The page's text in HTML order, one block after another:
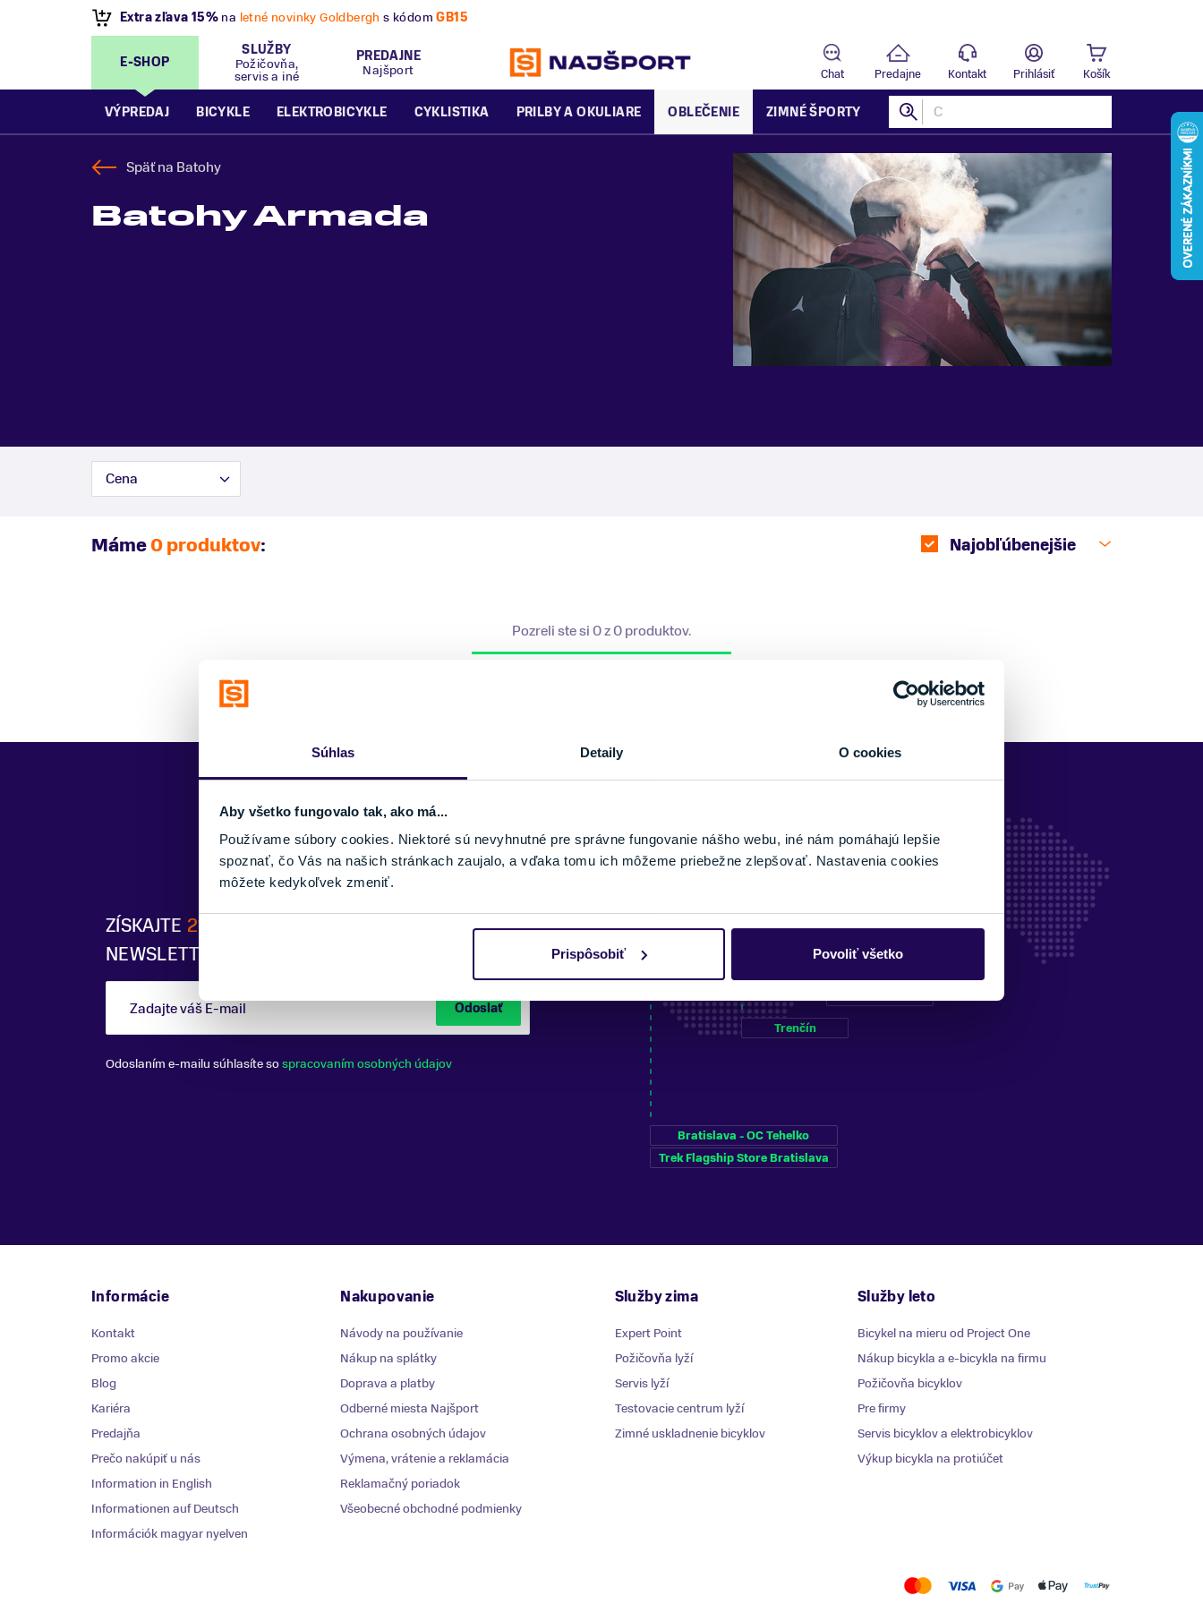
Súhlas Detaily O cookies
Aby všetko fungovalo tak, ako má...
Používame súbory cookies. Niektoré sú nevyhnutné pre správne fungovanie nášho webu, iné nám pomáhajú lepšie
spoznať, čo Vás na našich stránkach zaujalo, a vďaka tomu ich môžeme priebežne zlepšovať. Nastavenia cookies
môžete kedykoľvek zmeniť.
Prispôsobiť Povoliť všetko
VÝPREDAJ
E-SHOP
SLUŽBY
Požičovňa,
servis a iné
PREDAJNE
Najšport
Chat Predajne Kontakt Prihlásiť Košík
VÝPREDAJ BICYKLE ELEKTROBICYKLE CYKLISTIKA PRILBY A OKULIARE OBLEČENIE ZIMNÉ ŠPORTY
Späť na Batohy
Batohy Armada
Cena
Máme0 produktov: Najobľúbenejšie
Pozreli ste si 0 z 0 produktov.
ZÍSKAJTE 2% ZĽAVU
PO PRIHLÁSENÍ NA ODBER
NEWSLETTERU
Zadajte váš E-mail Odoslať
Odoslaním e-mailu súhlasíte sospracovaním osobných údajov
Bratislava - OC Tehelko
Trek Flagship Store Bratislava
Trenčín
Informácie
Kontakt
Promo akcie
Blog
Kariéra
Predajňa
Prečo nakúpiť u nás
Information in English
Informationen auf Deutsch
Információk magyar nyelven
Nakupovanie
Návody na používanie
Nákup na splátky
Doprava a platby
Odberné miesta Najšport
Ochrana osobných údajov
Výmena, vrátenie a reklamácia
Reklamačný poriadok
Všeobecné obchodné podmienky
Služby zima
Expert Point
Požičovňa lyží
Servis lyží
Testovacie centrum lyží
Zimné uskladnenie bicyklov
Služby leto
Bicykel na mieru od Project One
Nákup bicykla a e-bicykla na firmu
Požičovňa bicyklov
Pre firmy
Servis bicyklov a elektrobicyklov
Výkup bicykla na protiúčet